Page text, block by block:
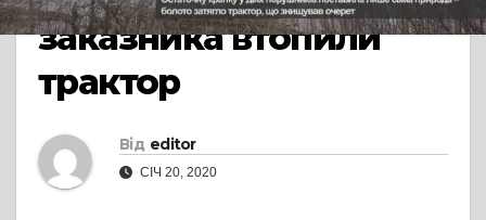
заказника втопили
трактор
Від editor
СІЧ 20, 2020